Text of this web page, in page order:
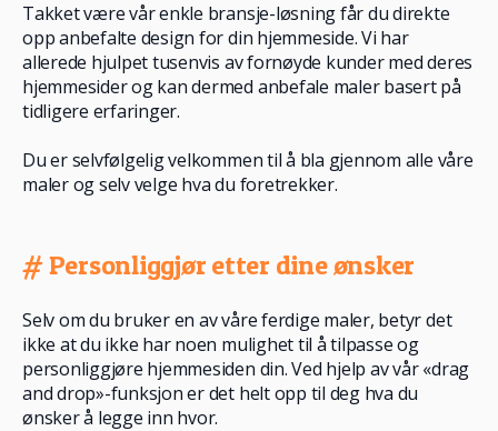
Takket være vår enkle bransje-løsning får du direkte
opp anbefalte design for din hjemmeside. Vi har
allerede hjulpet tusenvis av fornøyde kunder med deres
hjemmesider og kan dermed anbefale maler basert på
tidligere erfaringer.
Du er selvfølgelig velkommen til å bla gjennom alle våre
maler og selv velge hva du foretrekker.
# Personliggjør etter dine ønsker
Selv om du bruker en av våre ferdige maler, betyr det
ikke at du ikke har noen mulighet til å tilpasse og
personliggjøre hjemmesiden din. Ved hjelp av vår «drag
and drop»-funksjon er det helt opp til deg hva du
ønsker å legge inn hvor.